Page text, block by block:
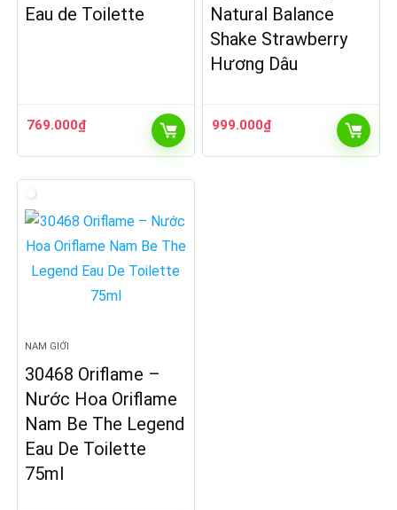
Eau de Toilette
769.000₫
Natural Balance
Shake Strawberry
Hương Dâu
999.000₫
NAM GIỚI
30468 Oriflame –
Nước Hoa Oriflame
Nam Be The Legend
Eau De Toilette
75ml